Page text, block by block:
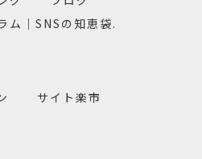
ム｜SNSの知恵袋.
サイト楽市